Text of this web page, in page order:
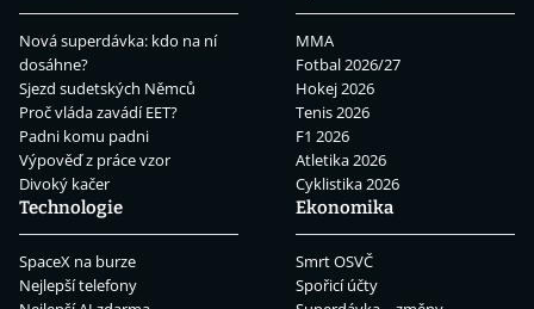
Nová superdávka: kdo na ní
dosáhne?
Sjezd sudetských Němců
Proč vláda zavádí EET?
Padni komu padni
Výpověď z práce vzor
Divoký kačer
MMA
Fotbal 2026/27
Hokej 2026
Tenis 2026
F1 2026
Atletika 2026
Cyklistika 2026
Technologie
SpaceX na burze
Nejlepší telefony
Ekonomika
Smrt OSVČ
Spořicí účty